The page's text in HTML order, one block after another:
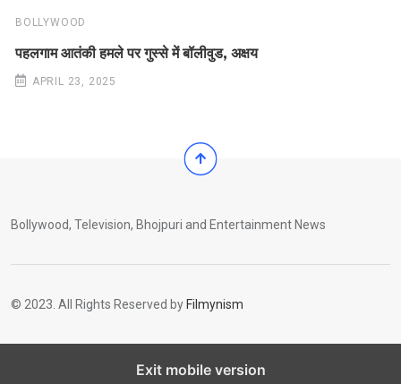
BOLLYWOOD
पहलगाम आतंकी हमले पर गुस्से में बॉलीवुड, अक्षय
APRIL 23, 2025
Bollywood, Television, Bhojpuri and Entertainment News
© 2023. All Rights Reserved by Filmynism
Exit mobile version